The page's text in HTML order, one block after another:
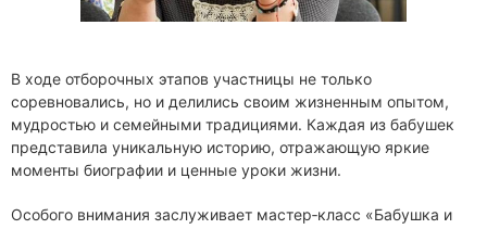
В ходе отборочных этапов участницы не только
соревновались, но и делились своим жизненным опытом,
мудростью и семейными традициями. Каждая из бабушек
представила уникальную историю, отражающую яркие
моменты биографии и ценные уроки жизни.
Особого внимания заслуживает мастер‑класс «Бабушка и